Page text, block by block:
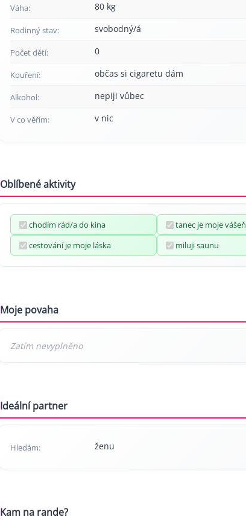
Váha: 80 kg
Rodinný stav: svobodný/á
Počet dětí: 0
Kouření: občas si cigaretu dám
Alkohol: nepiji vůbec
V co věřím: v nic
Oblíbené aktivity
chodím rád/a do kina
tanec je moje vášeň
cestování je moje láska
miluji saunu
Moje povaha
Ideální partner
Hledám: ženu
Kam na rande?